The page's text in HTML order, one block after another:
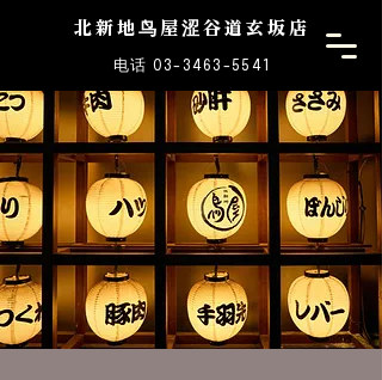
北新地鸟屋涩谷道玄坂店
电话 03-3463-5541